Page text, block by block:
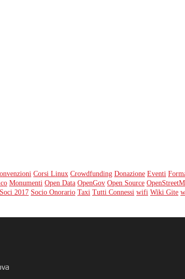
Corsi Linux Crowdfunding Donazione Eventi
Monumenti Open Data OpenGov Open Source
Soci 2017 Socio Onorario Taxi Tutti Connessi wifi Wiki Gite